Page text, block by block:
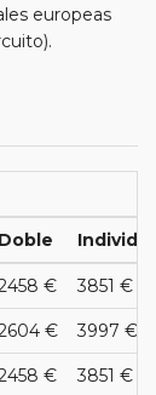
europeas
Doble
€ 3851 €
€ 3997 €
€ 3851 €